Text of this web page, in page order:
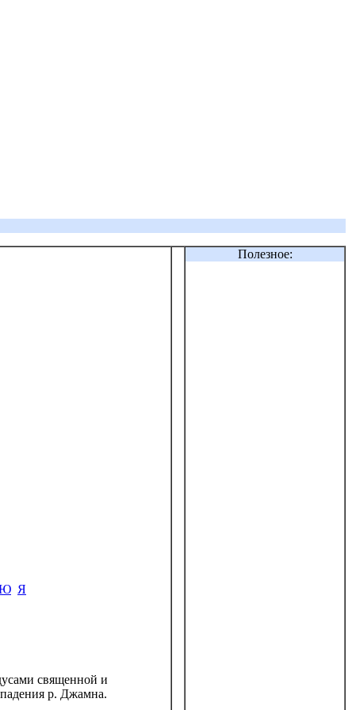
Я
священной и
р. Джамна.
Полезное: